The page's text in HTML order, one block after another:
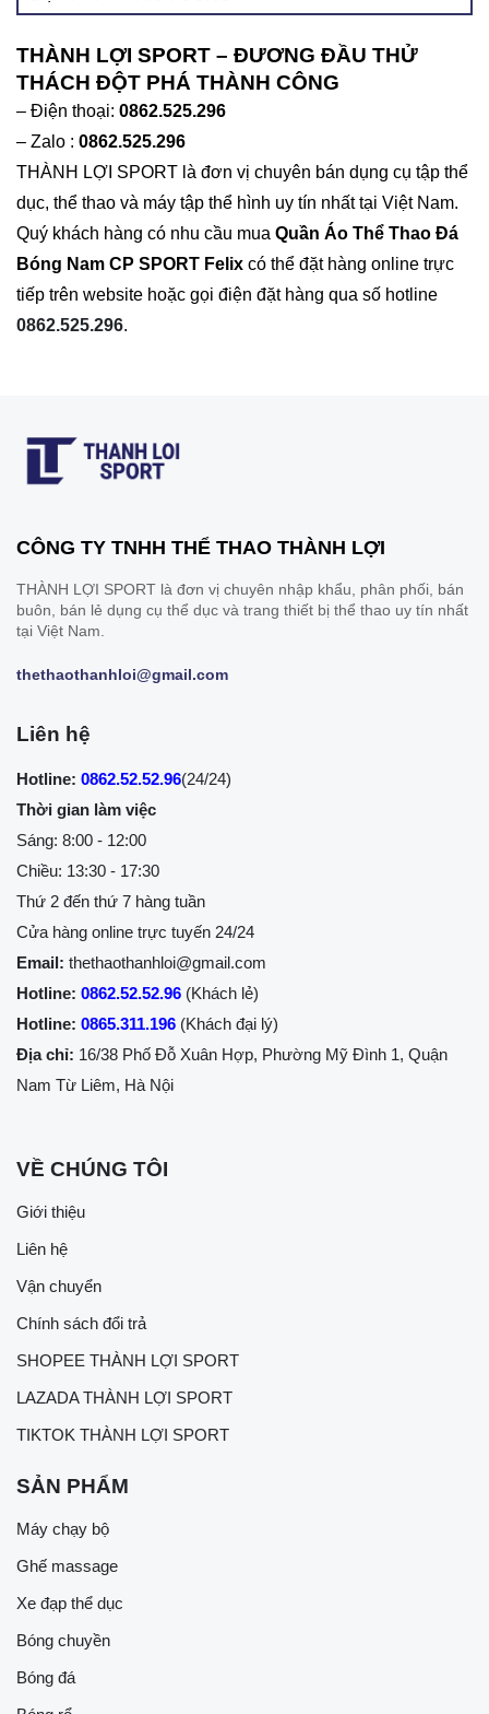
THÀNH LỢI SPORT – ĐƯƠNG ĐẦU THỬ
THÁCH ĐỘT PHÁ THÀNH CÔNG
– Điện thoại: 0862.525.296
– Zalo : 0862.525.296
THÀNH LỢI SPORT là đơn vị chuyên bán dụng cụ tập thể
dục, thể thao và máy tập thể hình uy tín nhất tại Việt Nam.
Quý khách hàng có nhu cầu mua Quần Áo Thể Thao Đá
Bóng Nam CP SPORT Felix có thể đặt hàng online trực
tiếp trên website hoặc gọi điện đặt hàng qua số hotline
0862.525.296.
CÔNG TY TNHH THỂ THAO THÀNH LỢI
THÀNH LỢI SPORT là đơn vị chuyên nhập khẩu, phân phối, bán
buôn, bán lẻ dụng cụ thể dục và trang thiết bị thể thao uy tín nhất
tại Việt Nam.
thethaothanhloi@gmail.com
Liên hệ
Hotline: 0862.52.52.96(24/24)
Thời gian làm việc
Sáng: 8:00 - 12:00
Chiều: 13:30 - 17:30
Thứ 2 đến thứ 7 hàng tuần
Cửa hàng online trực tuyến 24/24
Email: thethaothanhloi@gmail.com
Hotline: 0862.52.52.96 (Khách lẻ)
Hotline: 0865.311.196 (Khách đại lý)
Địa chỉ: 16/38 Phố Đỗ Xuân Hợp, Phường Mỹ Đình 1, Quận
Nam Từ Liêm, Hà Nội
VỀ CHÚNG TÔI
Giới thiệu
Liên hệ
Vận chuyển
Chính sách đổi trả
SHOPEE THÀNH LỢI SPORT
LAZADA THÀNH LỢI SPORT
TIKTOK THÀNH LỢI SPORT
SẢN PHẨM
Máy chạy bộ
Ghế massage
Xe đạp thể dục
Bóng chuyền
Bóng đá